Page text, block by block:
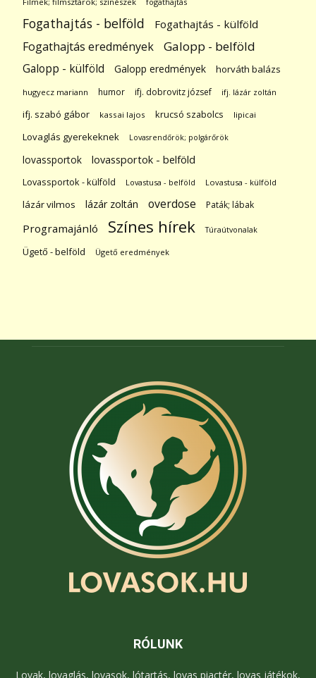
Fogathajtás - belföld Fogathajtás - külföld
Fogathajtás eredmények Galopp - belföld
Galopp - külföld Galopp eredmények horváth balázs
hugyecz mariann humor ifj. dobrovitz józsef ifj. lázár zoltán
ifj. szabó gábor kassai lajos krucsó szabolcs lipicai
Lovaglás gyerekeknek Lovasrendőrök; polgárőrök
lovassportok lovassportok - belföld
Lovassportok - külföld Lovastusa - belföld Lovastusa - külföld
lázár vilmos lázár zoltán overdose Paták; lábak
Programajánló Színes hírek Túraútvonalak
Ügető - belföld Ügető eredmények
RÓLUNK
Lovak, lovaglás, lovasok, lótartás, lovas piactér, lovas játékok,